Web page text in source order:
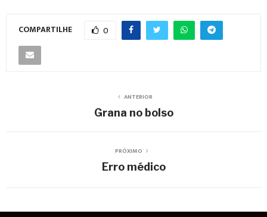
COMPARTILHE 0
ANTERIOR
Grana no bolso
PRÓXIMO
Erro médico